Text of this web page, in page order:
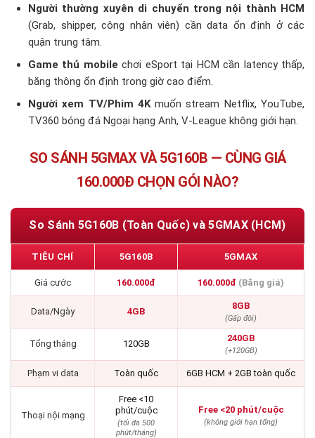
Người thường xuyên di chuyển trong nội thành HCM
(Grab, shipper, công nhân viên) cần data ổn định ở các
quận trung tâm.
Game thủ mobile chơi eSport tại HCM cần latency thấp,
băng thông ổn định trong giờ cao điểm.
Người xem TV/Phim 4Kmuốn stream Netflix, YouTube,
TV360 bóng đá Ngoại hạng Anh, V-League không giới hạn.
SO SÁNH 5GMAX VÀ 5G160B — CÙNG GIÁ
160.000Đ CHỌN GÓI NÀO?
So Sánh 5G160B (Toàn Quốc) và 5GMAX (HCM)
TIÊU CHÍ 5G160B 5GMAX
Giá cước 160.000đ 160.000đ (Bằng giá)
Data/Ngày 4GB
8GB
(Gấp đôi)
Tổng tháng 120GB
240GB
(+120GB)
Phạm vi data Toàn quốc 6GB HCM + 2GB toàn quốc
Thoại nội mạng
Free <10
phút/cuộc
(tối đa 500
phút/tháng)
Free <20 phút/cuộc
(không giới hạn tổng)